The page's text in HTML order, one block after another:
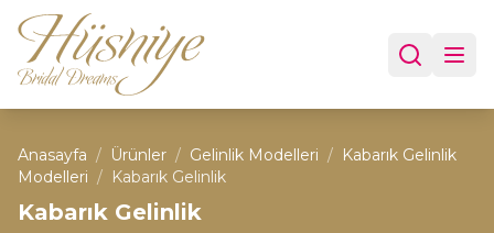
Anasayfa / Ürünler / Gelinlik Modelleri / Kabarık Gelinlik
Modelleri / Kabarık Gelinlik
Kabarık Gelinlik